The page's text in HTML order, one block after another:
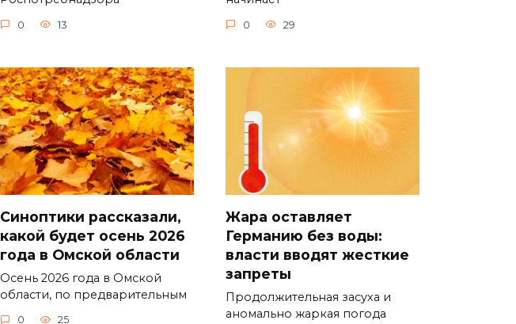
0 13 0 29
Синоптики рассказали,
какой будет осень 2026
года в Омской области
Осень 2026 года в Омской
области, по предварительным
0 25
Жара оставляет
Германию без воды:
власти вводят жесткие
запреты
Продолжительная засуха и
аномально жаркая погода